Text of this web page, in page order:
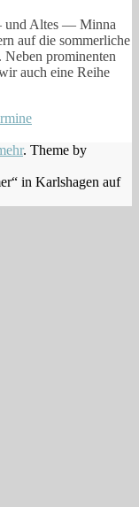
und Altes — Min­na
auf die som­mer­li­che
pro­mi­nen­ten
auch eine Rei­he
. Theme by
in Karlshagen auf